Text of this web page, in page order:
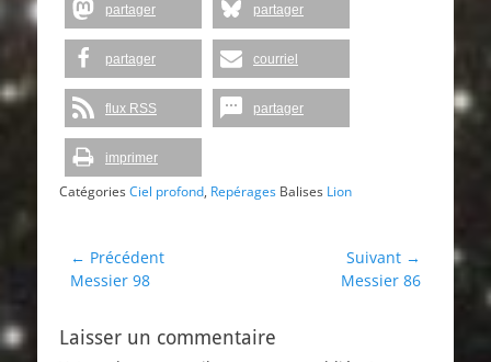
partager partager
partager courriel
flux RSS partager
imprimer
CatégoriesCiel profond, Repérages Balises Lion
Navigation
de
← Précédent
Article
Messier 98
Suivant →
Messier 86
Laisser un commentaire